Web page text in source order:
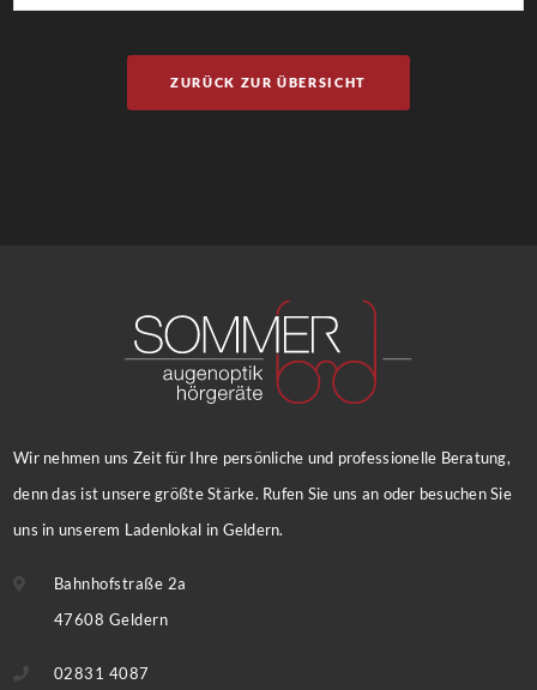
ZURÜCK ZUR ÜBERSICHT
Wir nehmen uns Zeit für Ihre persönliche und professionelle Beratung,
denn das ist unsere größte Stärke. Rufen Sie uns an oder besuchen Sie
uns in unserem Ladenlokal in Geldern.
Bahnhofstraße 2a
47608 Geldern
02831 4087